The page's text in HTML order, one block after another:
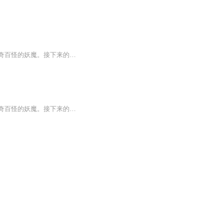
封神榜可以说是中国神话人物的集大全作品，涉及到许许多多的人物，各种各样的法宝，千奇百怪的妖魔。接下来的日子里，咱们就一起去探索封神世界中的故事。
封神榜可以说是中国神话人物的集大全作品，涉及到许许多多的人物，各种各样的法宝，千奇百怪的妖魔。接下来的日子里，咱们就一起去探索封神世界中的故事。